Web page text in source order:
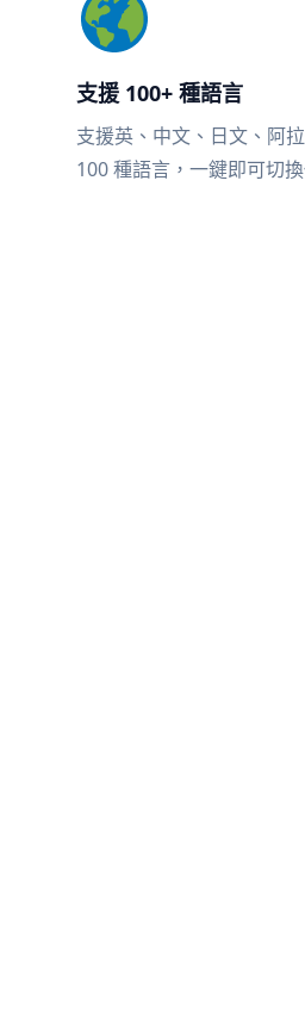
支援 100+ 種語言
支援英、中文、日文、阿
100 種語言，一鍵即可切